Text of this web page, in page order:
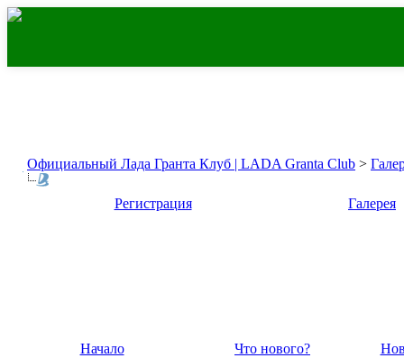
Официальный Лада Гранта Клуб | LADA Granta Club >
Регистрация Галерея
Начало Что нового?